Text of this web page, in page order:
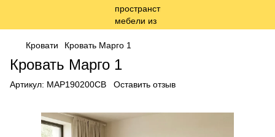
Кровати Кровать Марго 1
Кровать Марго 1
Артикул: МАР190200СВ Оставить отзыв